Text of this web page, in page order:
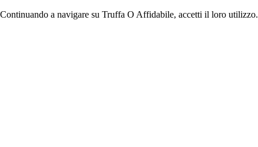
a navigare su Truffa O Affidabile, accetti il loro utilizzo.